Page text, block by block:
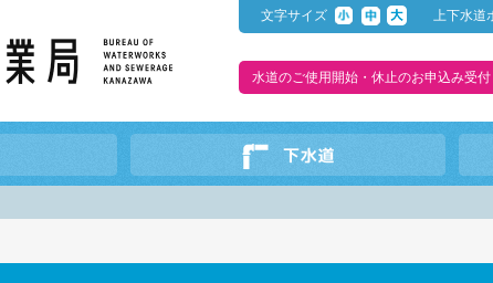
文字サイズ 上下水道
水道のご使用開始・休止のお申込み受付